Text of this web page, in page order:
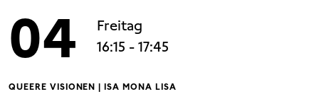
04
Freitag
16:15 - 17:45
QUEERE VISIONEN | ISA MONA LISA